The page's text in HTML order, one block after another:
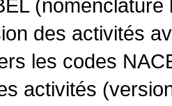
des activités
les codes
activités